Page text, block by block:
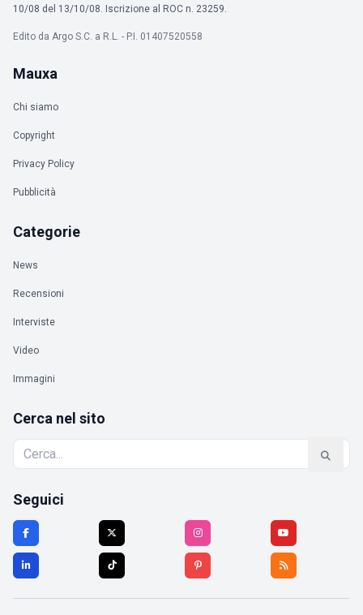
10/08 del 13/10/08. Iscrizione al ROC n. 23259.
Edito da Argo S.C. a R.L. - P.I. 01407520558
Mauxa
Chi siamo
Copyright
Privacy Policy
Pubblicità
Categorie
News
Recensioni
Interviste
Video
Immagini
Cerca nel sito
Seguici